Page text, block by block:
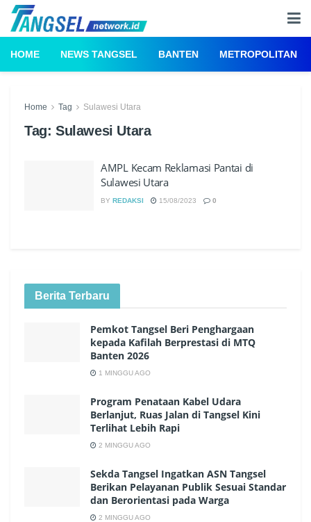
HOME NEWS TANGSEL BANTEN METROPOLITAN
Home Tag Sulawesi Utara
Tag: Sulawesi Utara
AMPL Kecam Reklamasi Pantai di
Sulawesi Utara
BY REDAKSI 15/08/2023 0
Berita Terbaru
Pemkot Tangsel Beri Penghargaan
kepada Kafilah Berprestasi di MTQ
Banten 2026
1 MINGGU AGO
Program Penataan Kabel Udara
Berlanjut, Ruas Jalan di Tangsel Kini
Terlihat Lebih Rapi
2 MINGGU AGO
Sekda Tangsel Ingatkan ASN Tangsel
Berikan Pelayanan Publik Sesuai Standar
dan Berorientasi pada Warga
2 MINGGU AGO